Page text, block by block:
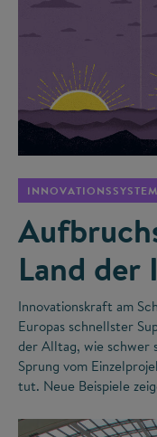
INNOVATIONSSYSTEM
Land der
Innovationskraft am
Europas schnellster
der Alltag, wie schwer
Sprung vom
tut. Neue Beispiele